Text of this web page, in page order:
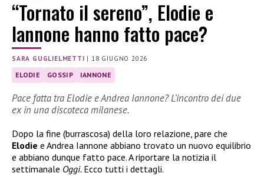
“Tornato il sereno”, Elodie e
Iannone hanno fatto pace?
SARA GUGLIELMETTI | 18 GIUGNO 2026
ELODIE GOSSIP IANNONE
Pace fatta tra Elodie e Andrea Iannone? L’incontro dei due
ex in una discoteca milanese.
Dopo la fine (burrascosa) della loro relazione, pare che
Elodie e Andrea Iannone abbiano trovato un nuovo equilibrio
e abbiano dunque fatto pace. A riportare la notizia il
settimanale Oggi. Ecco tutti i dettagli.